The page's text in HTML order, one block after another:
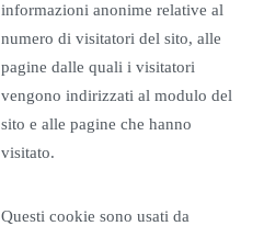
informazioni anonime relative al
numero di visitatori del sito, alle
pagine dalle quali i visitatori
vengono indirizzati al modulo del
sito e alle pagine che hanno
visitato.
Questi cookie sono usati da